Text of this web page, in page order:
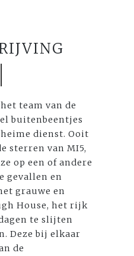
team van de
buitenbeentjes
dienst. Ooit
sterren van MI5,
op een of andere
gevallen en
grauwe en
House, het rijk
te slijten
Deze bij elkaar
de